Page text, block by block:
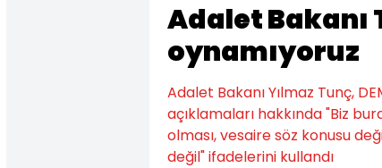
Adalet Bakanı
oynamıyoruz
Adalet Bakanı Yılmaz Tunç,
açıklamaları hakkında "Biz
olması, vesaire söz konusu
değil" ifadelerini kullandı